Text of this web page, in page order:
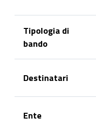
Tipologia di
bando
Destinatari
Ente